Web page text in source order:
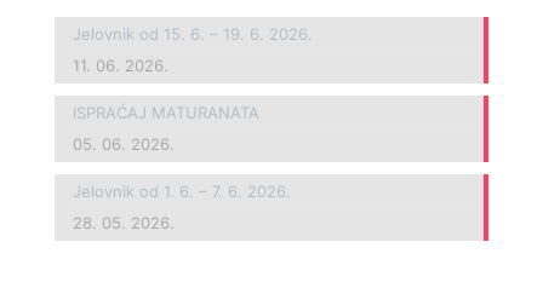
Jelovnik od 15. 6. – 19. 6. 2026.
11. 06. 2026.
ISPRAĆAJ MATURANATA
05. 06. 2026.
Jelovnik od 1. 6. – 7. 6. 2026.
28. 05. 2026.